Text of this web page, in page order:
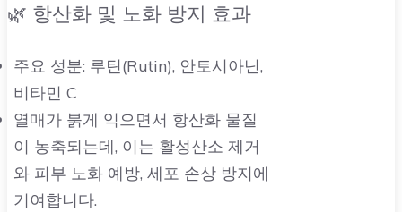
🌿 항산화 및 노화 방지 효과
주요 성분: 루틴(Rutin), 안토시아닌,
비타민 C
열매가 붉게 익으면서 항산화 물질
이 농축되는데, 이는 활성산소 제거
와 피부 노화 예방, 세포 손상 방지에
기여합니다.